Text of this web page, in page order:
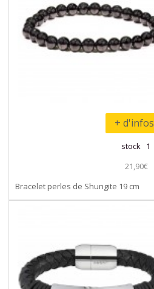
+ d'infos
stock 1
21,90€
Bracelet perles de Shungite 19 cm